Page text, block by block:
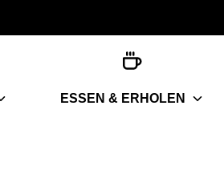
ESSEN & ERHOLEN